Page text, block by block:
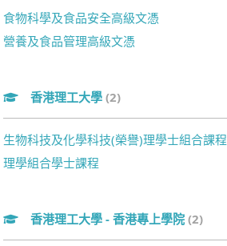
食物科學及食品安全高級文憑
營養及食品管理高級文憑
香港理工大學 (2)
生物科技及化學科技(榮譽)理學士組合課程
理學組合學士課程
香港理工大學 - 香港專上學院 (2)